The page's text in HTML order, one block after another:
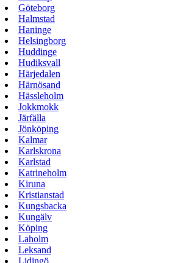
Göteborg
Halmstad
Haninge
Helsingborg
Huddinge
Hudiksvall
Härjedalen
Härnösand
Hässleholm
Jokkmokk
Järfälla
Jönköping
Kalmar
Karlskrona
Karlstad
Katrineholm
Kiruna
Kristianstad
Kungsbacka
Kungälv
Köping
Laholm
Leksand
Lidingö